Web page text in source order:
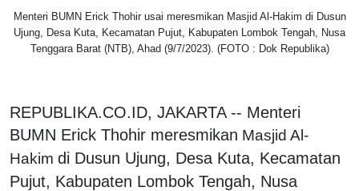
Menteri BUMN Erick Thohir usai meresmikan Masjid Al-Hakim di Dusun
Ujung, Desa Kuta, Kecamatan Pujut, Kabupaten Lombok Tengah, Nusa
Tenggara Barat (NTB), Ahad (9/7/2023). (FOTO : Dok Republika)
REPUBLIKA.CO.ID, JAKARTA -- Menteri
BUMN Erick Thohir meresmikan Masjid Al-
Hakim di Dusun Ujung, Desa Kuta, Kecamatan
Pujut, Kabupaten Lombok Tengah, Nusa